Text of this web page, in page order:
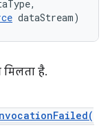
dataStream)
है.